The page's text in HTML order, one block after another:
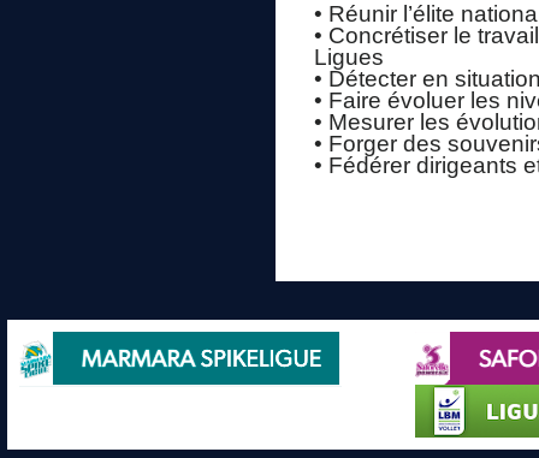
• Réunir l’élite
• Concrétiser le
Ligues
• Détecter en
• Faire évoluer les
• Mesurer les
• Forger des
• Fédérer dirigeants